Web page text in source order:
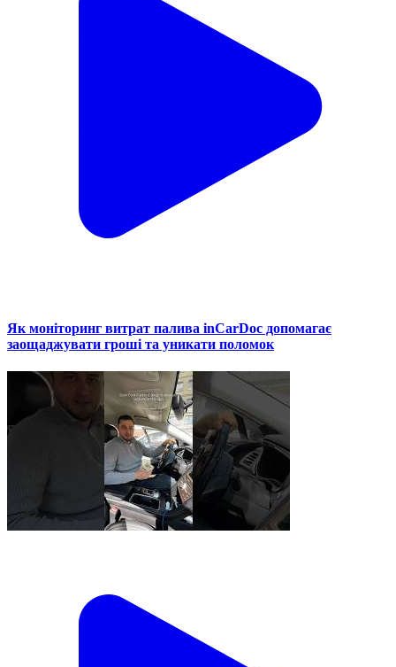
Як моніторинг витрат палива inCarDoc допомагає
заощаджувати гроші та уникати поломок